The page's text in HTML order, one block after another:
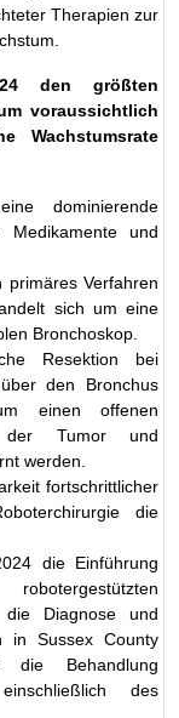
Therapien zur
den größten
voraussichtlich
Wachstumsrate
dominierende
und
primäres Verfahren
sich um eine
Bronchoskop.
Resektion bei
den Bronchus
einen offenen
der Tumor und
werden.
fortschrittlicher
die
die Einführung
die Diagnose und
in Sussex County
die Behandlung
des